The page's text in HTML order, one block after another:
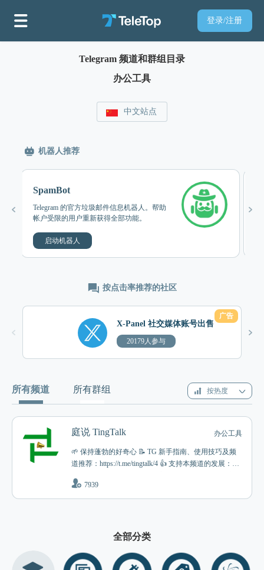
登录/注册
Telegram 频道和群组目录
办公工具
中文站点
机器人推荐
SpamBot
Telegram 的官方垃圾邮件信息机器人。帮助
帐户受限的用户重新获得全部功能。
启动机器人
按点击率推荐的社区
X-Panel 社交媒体账号出售
20179人参与
广告
所有频道 所有群组 按热度
庭说 TingTalk 办公工具
🌱 保持蓬勃的好奇心 📝 TG 新手指南、使用技巧及频
道推荐：https://t.me/tingtalk/4 👍 支持本频道的发展：htt
会发布在：叨庭涂说 @tingtalk_all ❓有问题，找庭勃
士，请移步讨论组 @tingtalk_group
7939
全部分类